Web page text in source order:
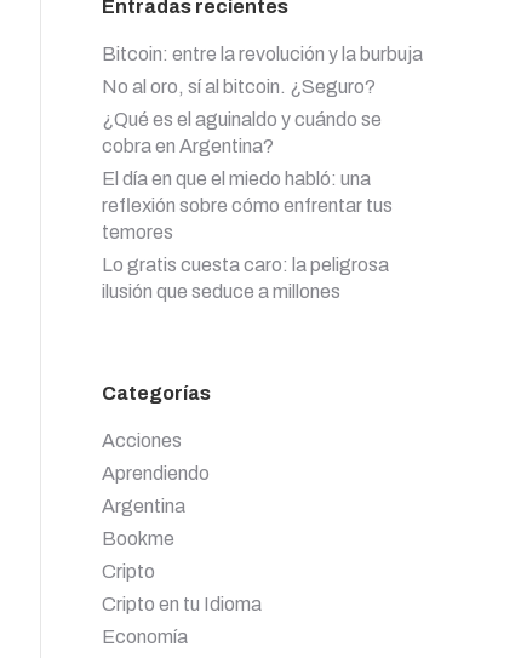
Entradas recientes
Bitcoin: entre la revolución y la burbuja
No al oro, sí al bitcoin. ¿Seguro?
¿Qué es el aguinaldo y cuándo se
cobra en Argentina?
El día en que el miedo habló: una
reflexión sobre cómo enfrentar tus
temores
Lo gratis cuesta caro: la peligrosa
ilusión que seduce a millones
Categorías
Acciones
Aprendiendo
Argentina
Bookme
Cripto
Cripto en tu Idioma
Economía